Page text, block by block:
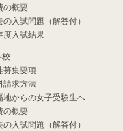
の概要
の入試問題（解答付）
度入試結果
募集要項
請求方法
地からの女子受験生へ
の概要
の入試問題（解答付）